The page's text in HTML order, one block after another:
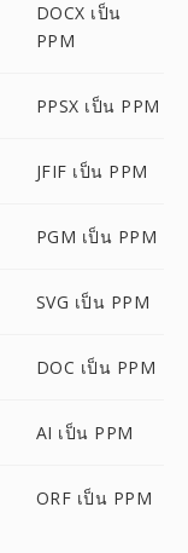
DOCX เป็น
PPM
PPSX เป็น PPM
JFIF เป็น PPM
PGM เป็น PPM
SVG เป็น PPM
DOC เป็น PPM
AI เป็น PPM
ORF เป็น PPM